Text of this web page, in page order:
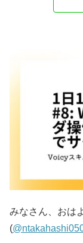
みなさん、おは
(